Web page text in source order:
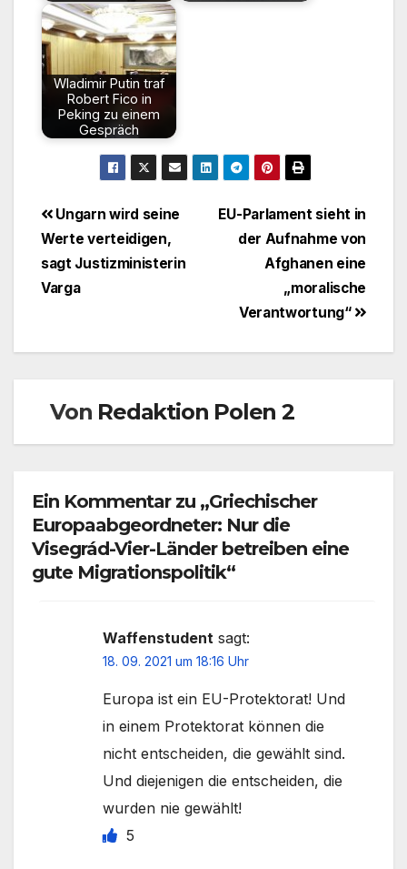
Wladimir Putin traf
Robert Fico in
Peking zu einem
Gespräch
Beitragsnavigation
EU-Parlament sieht in
der Aufnahme von
Afghanen eine
„moralische
Verantwortung“
Ungarn wird seine
Werte verteidigen,
sagt Justizministerin
Varga
Von Redaktion Polen 2
Ein Kommentar zu „Griechischer
Europaabgeordneter: Nur die
Visegrád-Vier-Länder betreiben eine
gute Migrationspolitik“
Waffenstudent sagt:
18. 09. 2021 um 18:16 Uhr
Europa ist ein EU-Protektorat! Und
in einem Protektorat können die
nicht entscheiden, die gewählt sind.
Und diejenigen die entscheiden, die
wurden nie gewählt!
5